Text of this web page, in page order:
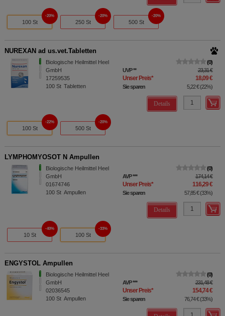
100 St
20%
250 St
20%
500 St
20%
NUREXAN ad us.vet.Tabletten
Biologische Heilmittel Heel
GmbH
17259535
100 St Tabletten
0
UVP** 23,31 €
Unser Preis* 18,09 €
Sie sparen 5,22 €(22%)
Details
100 St
22%
500 St
20%
LYMPHOMYOSOT N Ampullen
Biologische Heilmittel Heel
GmbH
01674746
100 St Ampullen
0
AVP*** 174,14 €
Unser Preis* 116,29 €
Sie sparen 57,85 €(33%)
Details
10 St
40%
100 St
33%
ENGYSTOL Ampullen
Biologische Heilmittel Heel
GmbH
02036545
100 St Ampullen
0
AVP*** 231,48 €
Unser Preis* 154,74 €
Sie sparen 76,74 €(33%)